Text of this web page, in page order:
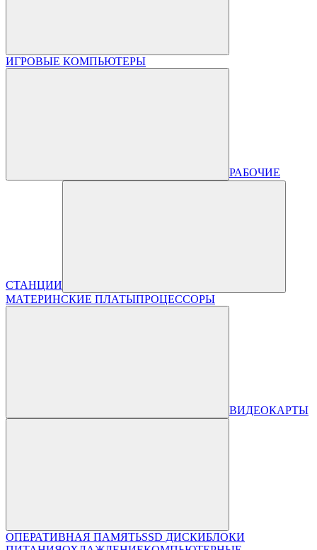
ИГРОВЫЕ КОМПЬЮТЕРЫ
РАБОЧИЕ
СТАНЦИИ
МАТЕРИНСКИЕ ПЛАТЫПРОЦЕССОРЫ
ВИДЕОКАРТЫ
ОПЕРАТИВНАЯ ПАМЯТЬSSD ДИСКИБЛОКИ